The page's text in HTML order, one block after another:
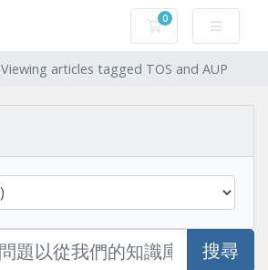
0
購物車
Viewing articles tagged TOS and AUP
搜尋